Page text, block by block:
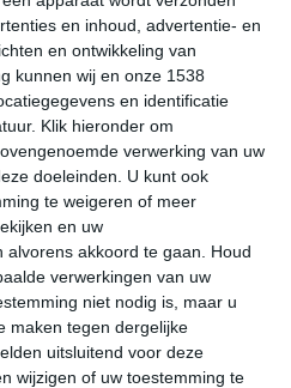
en inhoud, advertentie- en
en ontwikkeling van
kunnen wij en onze 1538
en identificatie
Klik hieronder om
verwerking van uw
doeleinden. U kunt ook
te weigeren of meer
en uw
akkoord te gaan.
Houd
verwerkingen van uw
niet nodig is, maar u
maken tegen dergelijke
uitsluitend voor deze
wijzigen of uw toestemming te
ma
23° 20°
di
23° 20° 24°
21°C 21°C 21°C
03:00 06:00 09:00